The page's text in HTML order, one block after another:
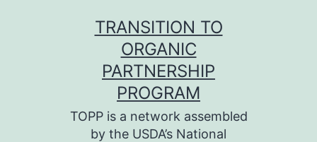
TRANSITION TO
ORGANIC
PARTNERSHIP
PROGRAM
TOPP is a network assembled
by the USDA’s National